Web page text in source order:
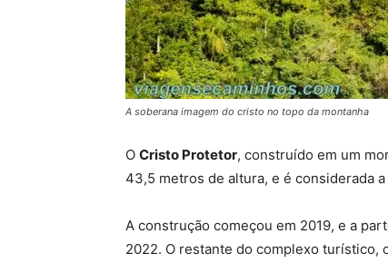
A soberana imagem do cristo no topo da montanha
O Cristo Protetor, construído em um
43,5 metros de altura, e é considerada a
A construção começou em 2019, e a
2022. O restante do complexo turístico,